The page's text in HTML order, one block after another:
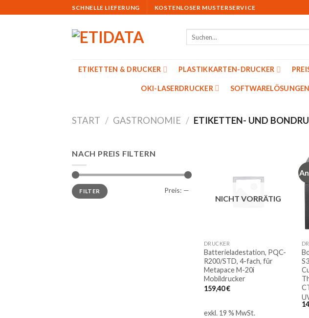
to
SCHNELLE LIEFERUNG KOSTENLOSER MUSTERSERVICE
ETIKETTEN & DRUCKER PLASTIKKARTEN-DRUCKER
OKI-LASERDRUCKER SOFTWARELÖSUNGEN
START / GASTRONOMIE / ETIKETTEN- UND
NACH PREIS FILTERN
Min.
Preis
Max.
PreisFILTER Preis: —
Merkliste
NICHT VORRÄTIG
DRUCKER
Batterieladestation, PQC-
R200/STD, 4-fach, für
Metapace M-20i
Mobildrucker
159,40€
exkl. 19 % MwSt.